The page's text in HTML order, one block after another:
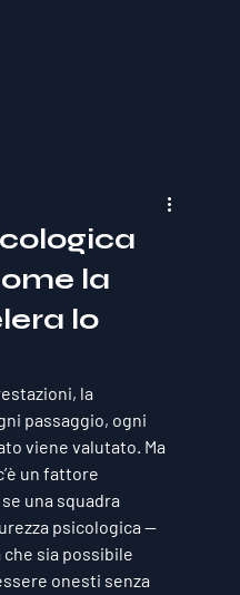
la
lo
la
passaggio, ogni
viene valutato. Ma
un fattore
una squadra
psicologica —
sia possibile
onesti senza